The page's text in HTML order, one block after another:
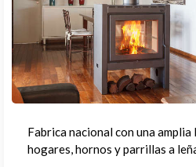
Fabrica nacional con una amplia
hogares, hornos y parrillas a